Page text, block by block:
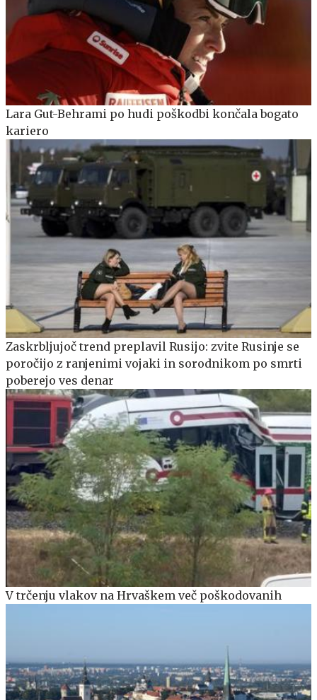
Lara Gut-Behrami po hudi poškodbi končala bogato
kariero
Zaskrbljujoč trend preplavil Rusijo: zvite Rusinje se
poročijo z ranjenimi vojaki in sorodnikom po smrti
poberejo ves denar
V trčenju vlakov na Hrvaškem več poškodovanih